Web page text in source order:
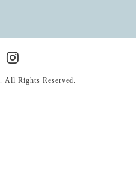
. All Rights Reserved.